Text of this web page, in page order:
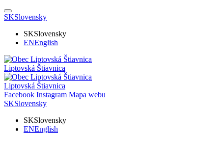
SKSlovensky
SKSlovensky
ENEnglish
Liptovská Štiavnica
Liptovská Štiavnica
Facebook Instagram Mapa webu
SKSlovensky
SKSlovensky
ENEnglish